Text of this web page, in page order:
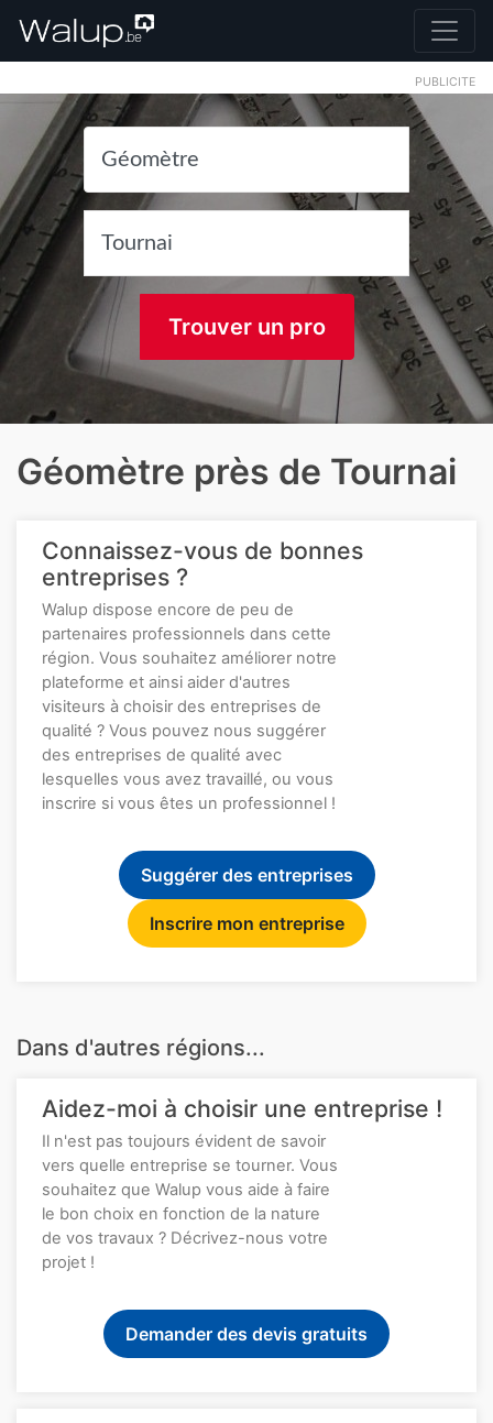
PUBLICITE
Trouver un pro
Géomètre près de Tournai
Connaissez-vous de bonnes
entreprises ?
Walup dispose encore de peu de
partenaires professionnels dans cette
région. Vous souhaitez améliorer notre
plateforme et ainsi aider d'autres
visiteurs à choisir des entreprises de
qualité ? Vous pouvez nous suggérer
des entreprises de qualité avec
lesquelles vous avez travaillé, ou vous
inscrire si vous êtes un professionnel !
Suggérer des entreprises
Inscrire mon entreprise
Dans d'autres régions...
Aidez-moi à choisir une entreprise !
Il n'est pas toujours évident de savoir
vers quelle entreprise se tourner. Vous
souhaitez que Walup vous aide à faire
le bon choix en fonction de la nature
de vos travaux ? Décrivez-nous votre
projet !
Demander des devis gratuits